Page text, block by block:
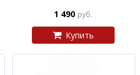
1 490 руб.
Купить